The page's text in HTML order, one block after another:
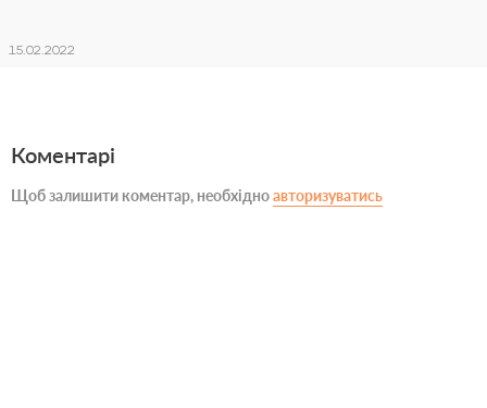
15.02.2022
Коментарі
Щоб залишити коментар, необхідноавторизуватись